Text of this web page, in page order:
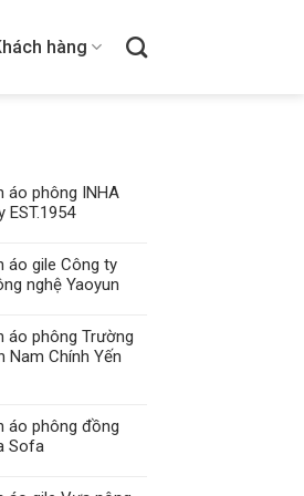
hàng
áo phông INHA
EST.1954
áo gile Công ty
nghệ Yaoyun
áo phông Trường
Nam Chính Yến
áo phông đồng
Sofa